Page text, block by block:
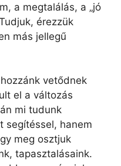
a megtalálás, a „jó
érezzük
más jellegű
vetődnek
el a változás
mi tudunk
segítéssel, hanem
meg osztjuk
tapasztalásaink.